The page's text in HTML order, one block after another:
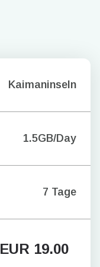
Kaimaninseln
1.5GB/Day
7 Tage
EUR 19.00